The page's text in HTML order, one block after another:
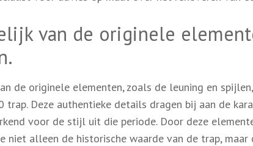
van de originele
de originele elementen, zoals de leuning en
trap. Deze authentieke details dragen bij aan de
voor de stijl uit die periode. Door deze
niet alleen de historische waarde van de trap, maar